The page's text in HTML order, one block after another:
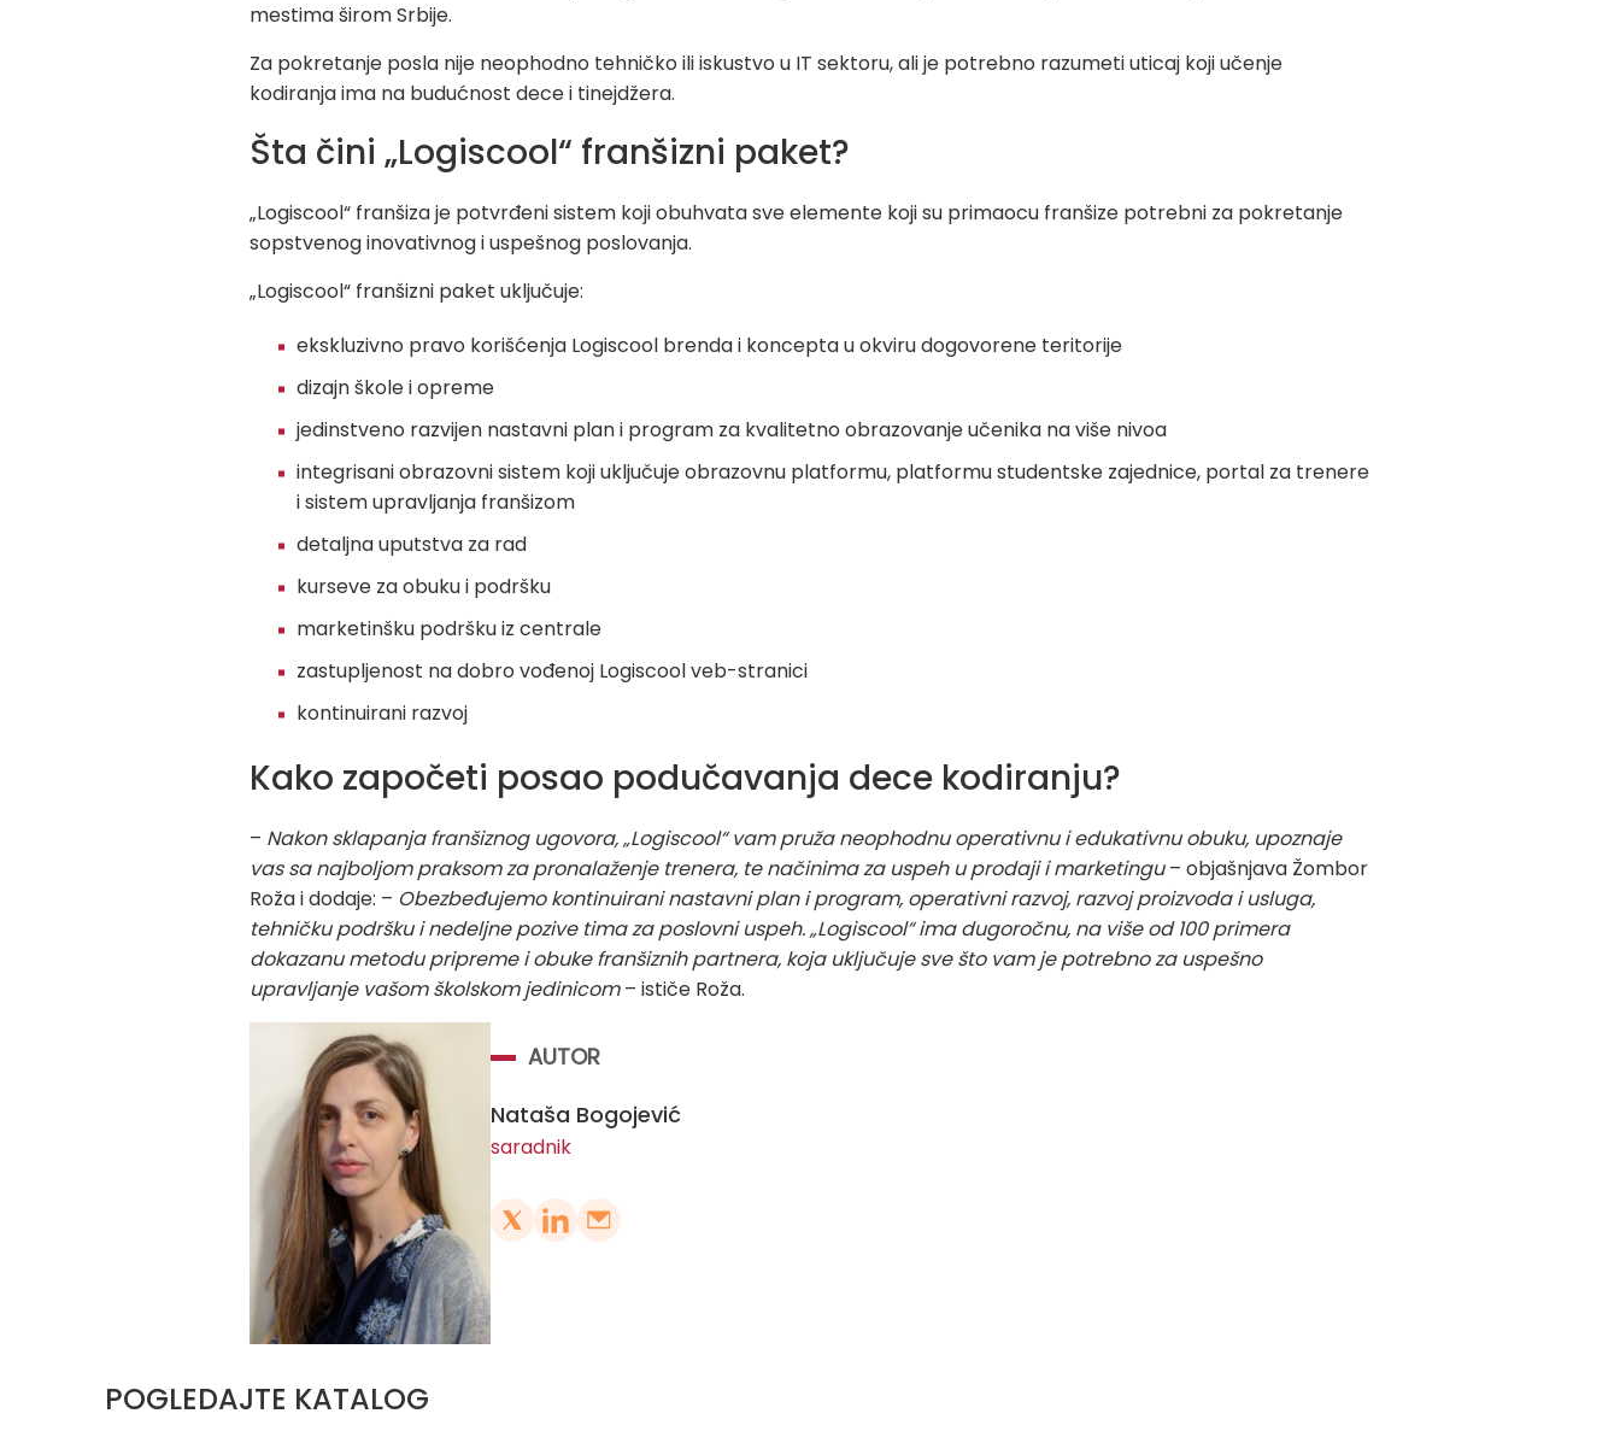
mestima širom Srbije.
Za pokretanje posla nije neophodno tehničko ili iskustvo u IT sektoru, ali je potrebno razumeti uticaj koji učenje
kodiranja ima na budućnost dece i tinejdžera.
Šta čini „Logiscool“ franšizni paket?
„Logiscool“ franšiza je potvrđeni sistem koji obuhvata sve elemente koji su primaocu franšize potrebni za pokretanje
sopstvenog inovativnog i uspešnog poslovanja.
„Logiscool“ franšizni paket uključuje:
ekskluzivno pravo korišćenja Logiscool brenda i koncepta u okviru dogovorene teritorije
dizajn škole i opreme
jedinstveno razvijen nastavni plan i program za kvalitetno obrazovanje učenika na više nivoa
integrisani obrazovni sistem koji uključuje obrazovnu platformu, platformu studentske zajednice, portal za trenere
i sistem upravljanja franšizom
detaljna uputstva za rad
kurseve za obuku i podršku
marketinšku podršku iz centrale
zastupljenost na dobro vođenoj Logiscool veb-stranici
kontinuirani razvoj
Kako započeti posao podučavanja dece kodiranju?
– Nakon sklapanja franšiznog ugovora, „Logiscool“ vam pruža neophodnu operativnu i edukativnu obuku, upoznaje
vas sa najboljom praksom za pronalaženje trenera, te načinima za uspeh u prodaji i marketingu– objašnjava Žombor
Roža i dodaje: – Obezbeđujemo kontinuirani nastavni plan i program, operativni razvoj, razvoj proizvoda i usluga,
tehničku podršku i nedeljne pozive tima za poslovni uspeh. „Logiscool“ ima dugoročnu, na više od 100 primera
dokazanu metodu pripreme i obuke franšiznih partnera, koja uključuje sve što vam je potrebno za uspešno
upravljanje vašom školskom jedinicom– ističe Roža.
AUTOR
Nataša Bogojević
saradnik
POGLEDAJTE KATALOG